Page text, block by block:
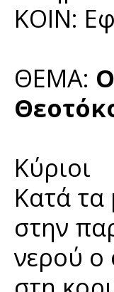
ΚΟΙΝ:
ΘΕΜΑ:
Κατά τα
στην
νερού ο